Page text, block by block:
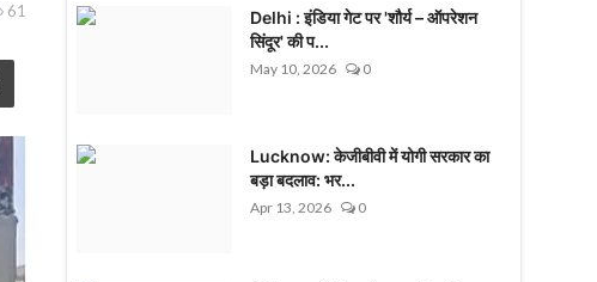
61
Delhi : इंडिया गेट पर 'शौर्य – ऑपरेशन
सिंदूर' की प...
May 10, 2026 0
Lucknow: केजीबीवी में योगी सरकार का
बड़ा बदलाव: भर...
Apr 13, 2026 0